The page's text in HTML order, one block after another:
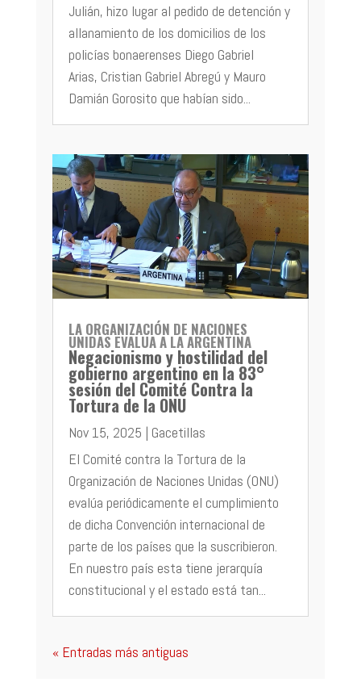
Julián, hizo lugar al pedido de detención y
allanamiento de los domicilios de los
policías bonaerenses Diego Gabriel
Arias, Cristian Gabriel Abregú y Mauro
Damián Gorosito que habían sido...
LA ORGANIZACIÓN DE NACIONES
UNIDAS EVALUA A LA ARGENTINA
Negacionismo y hostilidad del
gobierno argentino en la 83°
sesión del Comité Contra la
Tortura de la ONU
Nov 15, 2025 | Gacetillas
El Comité contra la Tortura de la
Organización de Naciones Unidas (ONU)
evalúa periódicamente el cumplimiento
de dicha Convención internacional de
parte de los países que la suscribieron.
En nuestro país esta tiene jerarquía
constitucional y el estado está tan...
« Entradas más antiguas